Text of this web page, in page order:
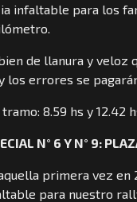
infaltable para los
de llanura y veloz
los errores se
8.59 hs y 12.42
N° 6 Y N° 9:
primera vez
para nuestro